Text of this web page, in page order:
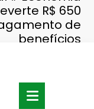
R$ 650
de
benefícios